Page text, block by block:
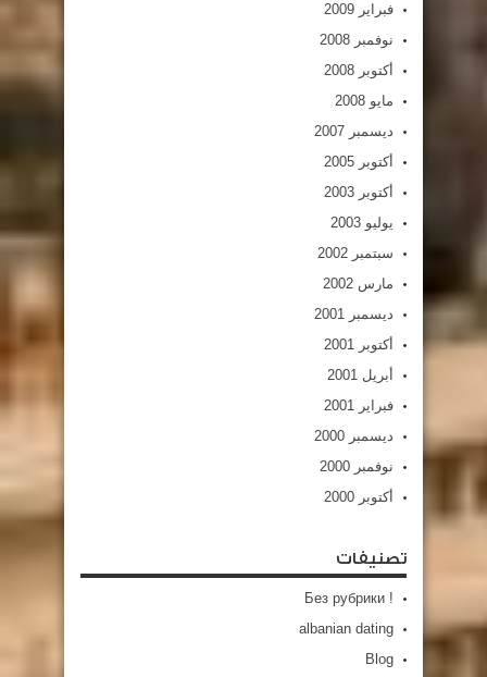
فبراير 2009
نوفمبر 2008
أكتوبر 2008
مايو 2008
ديسمبر 2007
أكتوبر 2005
أكتوبر 2003
يوليو 2003
سبتمبر 2002
مارس 2002
ديسمبر 2001
أكتوبر 2001
أبريل 2001
فبراير 2001
ديسمبر 2000
نوفمبر 2000
أكتوبر 2000
تصنيفات
! Без рубрики
albanian dating
Blog